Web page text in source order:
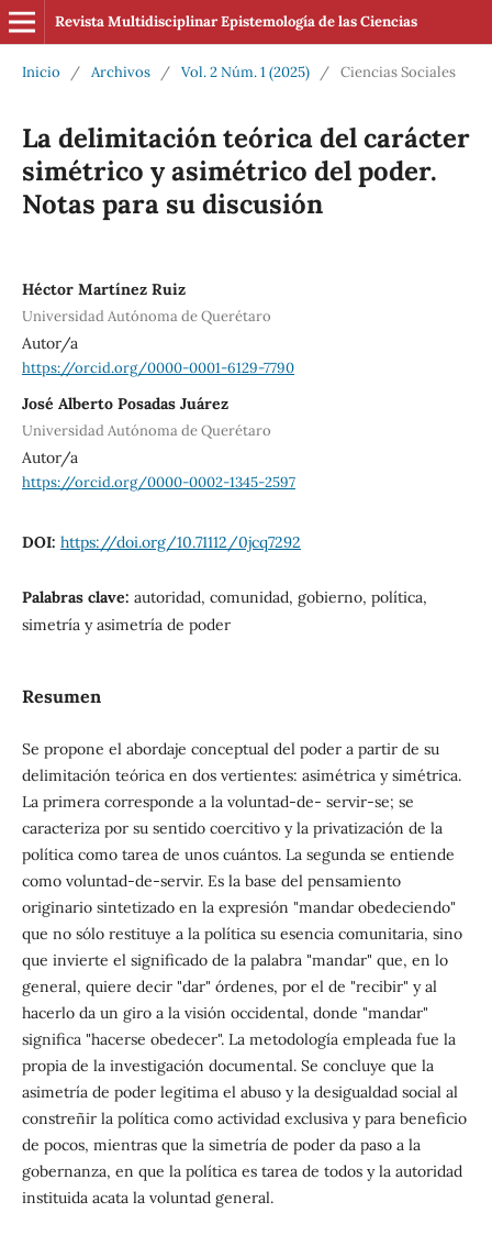
Revista Multidisciplinar Epistemología de las Ciencias
Inicio / Archivos / Vol. 2 Núm. 1 (2025) / Ciencias Sociales
La delimitación teórica del carácter
simétrico y asimétrico del poder.
Notas para su discusión
Héctor Martínez Ruiz
Universidad Autónoma de Querétaro
Autor/a
https://orcid.org/0000-0001-6129-7790
José Alberto Posadas Juárez
Universidad Autónoma de Querétaro
Autor/a
https://orcid.org/0000-0002-1345-2597
DOI: https://doi.org/10.71112/0jcq7292
Palabras clave: autoridad, comunidad, gobierno, política,
simetría y asimetría de poder
Resumen
Se propone el abordaje conceptual del poder a partir de su
delimitación teórica en dos vertientes: asimétrica y simétrica.
La primera corresponde a la voluntad-de- servir-se; se
caracteriza por su sentido coercitivo y la privatización de la
política como tarea de unos cuántos. La segunda se entiende
como voluntad-de-servir. Es la base del pensamiento
originario sintetizado en la expresión "mandar obedeciendo"
que no sólo restituye a la política su esencia comunitaria, sino
que invierte el significado de la palabra "mandar" que, en lo
general, quiere decir "dar" órdenes, por el de "recibir" y al
hacerlo da un giro a la visión occidental, donde "mandar"
significa "hacerse obedecer". La metodología empleada fue la
propia de la investigación documental. Se concluye que la
asimetría de poder legitima el abuso y la desigualdad social al
constreñir la política como actividad exclusiva y para beneficio
de pocos, mientras que la simetría de poder da paso a la
gobernanza, en que la política es tarea de todos y la autoridad
instituida acata la voluntad general.